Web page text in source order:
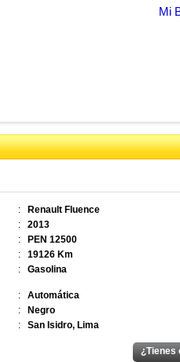
Mi
:
Renault Fluence
:
2013
:
PEN 12500
:
19126 Km
: Gasolina
:
Automática
:
Negro
: San Isidro, Lima